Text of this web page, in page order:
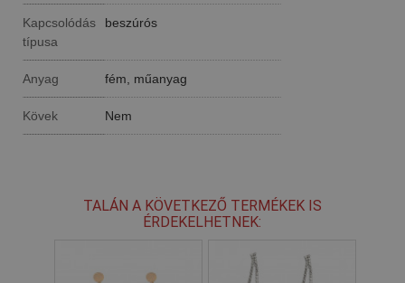
Kapcsolódás
típusa
beszúrós
Anyag fém, műanyag
Kövek Nem
TALÁN A KÖVETKEZŐ TERMÉKEK IS
ÉRDEKELHETNEK: